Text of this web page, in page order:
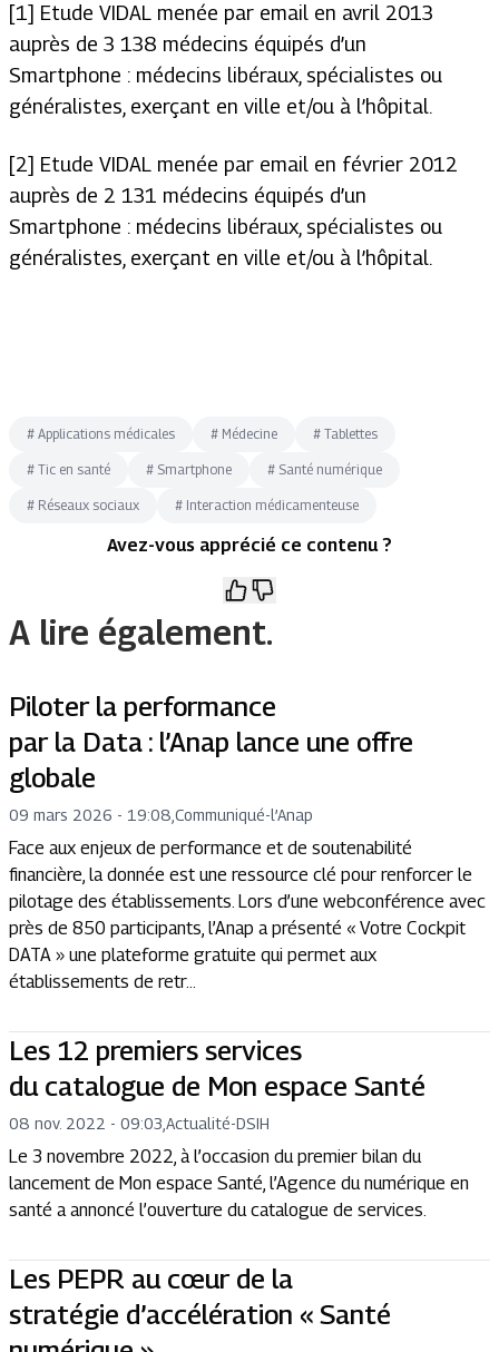
[1] Etude VIDAL menée par email en avril 2013
auprès de 3 138 médecins équipés d’un
Smartphone : médecins libéraux, spécialistes ou
généralistes, exerçant en ville et/ou à l’hôpital.
[2] Etude VIDAL menée par email en février 2012
auprès de 2 131 médecins équipés d’un
Smartphone : médecins libéraux, spécialistes ou
généralistes, exerçant en ville et/ou à l’hôpital.
# Applications médicales # Médecine # Tablettes
# Tic en santé # Smartphone # Santé numérique
# Réseaux sociaux # Interaction médicamenteuse
Avez-vous apprécié ce contenu ?
A lire également.
Piloter la performance
par la Data : l’Anap lance une offre
globale
09 mars 2026 - 19:08 Communiqué-l’Anap
Face aux enjeux de performance et de soutenabilité
financière, la donnée est une ressource clé pour renforcer le
pilotage des établissements. Lors d’une webconférence avec
près de 850 participants, l’Anap a présenté « Votre Cockpit
DATA » une plateforme gratuite qui permet aux
établissements de retr...
Les 12 premiers services
du catalogue de Mon espace Santé
08 nov. 2022 - 09:03 Actualité-DSIH
Le 3 novembre 2022, à l’occasion du premier bilan du
lancement de Mon espace Santé, l’Agence du numérique en
santé a annoncé l’ouverture du catalogue de services.
Les PEPR au cœur de la
stratégie d’accélération « Santé